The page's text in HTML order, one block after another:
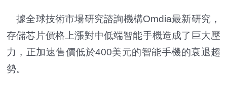
據全球技術市場研究諮詢機構Omdia最新研究，
存儲芯片價格上漲對中低端智能手機造成了巨大壓
力，正加速售價低於400美元的智能手機的衰退趨
勢。